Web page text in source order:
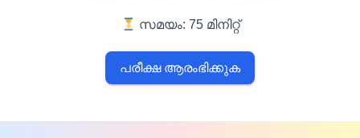
സമയം: 75 മിനിറ്റ്
പരീക്ഷ ആരംഭിക്കുക